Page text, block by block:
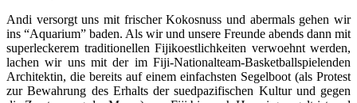
Andi versorgt uns mit frischer Kokosnuss und abermals gehen wir
ins “Aquarium” baden. Als wir und unsere Freunde abends dann mit
superleckerem traditionellen Fijikoestlichkeiten verwoehnt werden,
lachen wir uns mit der im Fiji-Nationalteam-Basketballspielenden
Architektin, die bereits auf einem einfachsten Segelboot (als Protest
zur Bewahrung des Erhalts der suedpazifischen Kultur und gegen